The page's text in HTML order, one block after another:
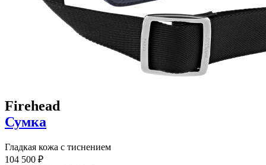
Firehead
Сумка
Гладкая кожа с тиснением
104 500 ₽